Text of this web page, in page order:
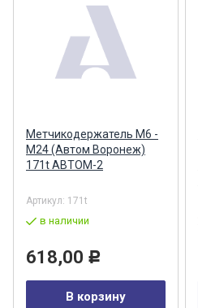
Метчикодержатель М6 -
М24 (Автом Воронеж)
171t АВТОМ-2
Артикул: 171t
в наличии
618,00 Р
В корзину